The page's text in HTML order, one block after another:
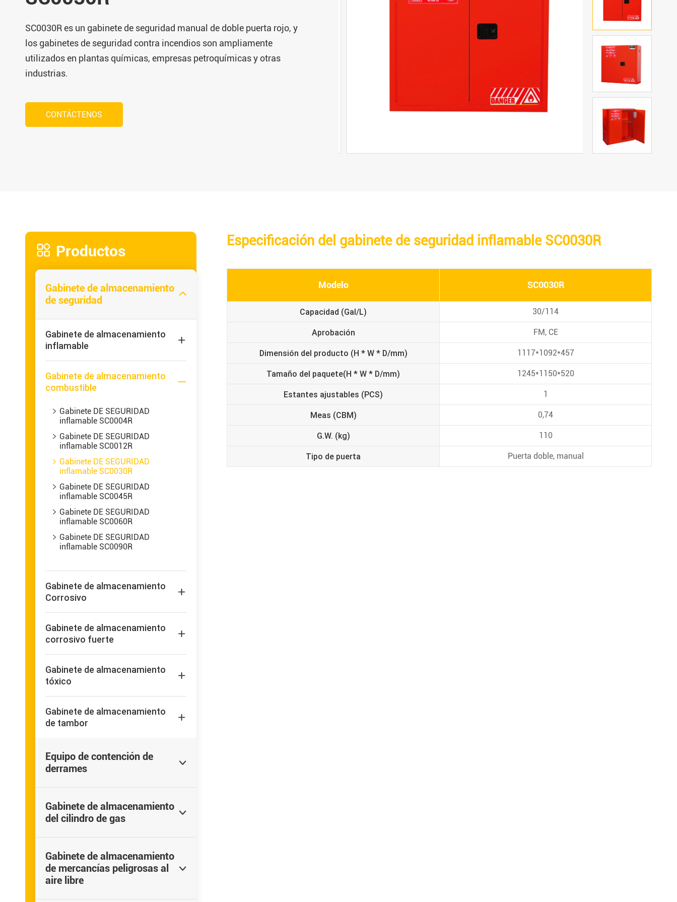
SC0030R es un gabinete de seguridad manual de doble puerta rojo, y
los gabinetes de seguridad contra incendios son ampliamente
utilizados en plantas químicas, empresas petroquímicas y otras
industrias.
CONTÁCTENOS
 Productos
Gabinete de almacenamiento
de seguridad

Gabinete de almacenamiento
inflamable

Gabinete de almacenamiento
combustible


Gabinete DE SEGURIDAD
inflamable SC0004R

Gabinete DE SEGURIDAD
inflamable SC0012R

Gabinete DE SEGURIDAD
inflamable SC0030R

Gabinete DE SEGURIDAD
inflamable SC0045R

Gabinete DE SEGURIDAD
inflamable SC0060R

Gabinete DE SEGURIDAD
inflamable SC0090R
Gabinete de almacenamiento
Corrosivo

Gabinete de almacenamiento
corrosivo fuerte

Gabinete de almacenamiento
tóxico

Gabinete de almacenamiento
de tambor

Equipo de contención de
derrames

Gabinete de almacenamiento
del cilindro de gas

Gabinete de almacenamiento
de mercancías peligrosas al
aire libre

Especificación del gabinete de seguridad inflamable SC0030R
Modelo SC0030R
Capacidad (Gal/L) 30/114
Aprobación FM, CE
Dimensión del producto (H * W * D/mm) 1117*1092*457
Tamaño del paquete(H * W * D/mm) 1245*1150*520
Estantes ajustables (PCS) 1
Meas (CBM) 0,74
G.W. (kg) 110
Tipo de puerta Puerta doble, manual